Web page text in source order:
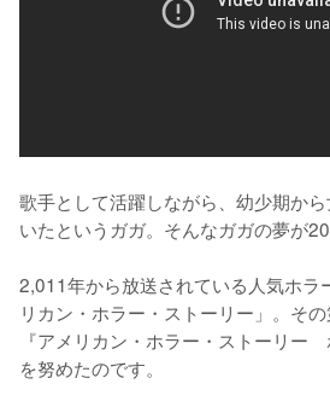
歌手として活躍しながら、幼少期か
いたというガガ。そんなガガの夢が
2,011年から放送されている人気ホラ
リカン・ホラー・ストーリー」。そ
『アメリカン・ホラー・ストーリー
を努めたのです。